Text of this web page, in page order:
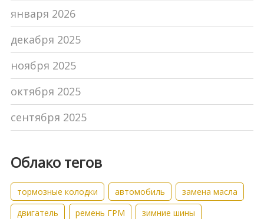
января 2026
декабря 2025
ноября 2025
октября 2025
сентября 2025
Облако тегов
тормозные колодки автомобиль
замена масла
двигатель
ремень ГРМ
зимние шины